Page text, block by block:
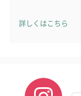
詳しくはこちら